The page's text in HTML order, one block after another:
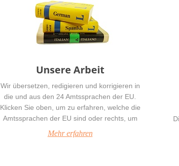
Unsere Arbeit
Wir übersetzen, redigieren und korrigieren in
die und aus den 24 Amtssprachen der EU.
Klicken Sie oben, um zu erfahren, welche die
Amtssprachen der EU sind oder rechts, um
mehr über unsere Arbeit zu lesen.
Mehr erfahren